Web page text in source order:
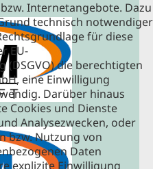
Internetangebote. Dazu
technisch notwendiger
für diese
EU-
die berechtigten
eine Einwilligung
Darüber hinaus
Cookies und Dienste
Analysezwecken, oder
bzw. Nutzung von
Daten
explizite Einwilligung